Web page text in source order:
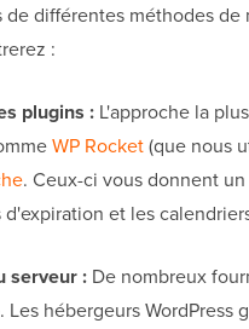
de différentes méthodes
:
plugins : L'approche la
WP Rocket(que nous
. Ceux-ci vous donnent
et les
serveur : De nombreux
hébergeurs WordPress